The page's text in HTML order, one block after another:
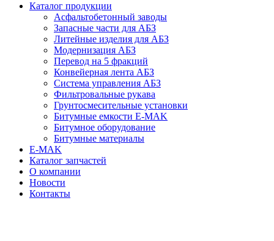
Каталог продукции
Асфальтобетонный заводы
Запасные части для АБЗ
Литейные изделия для АБЗ
Модернизация АБЗ
Перевод на 5 фракций
Конвейерная лента АБЗ
Система управления АБЗ
Фильтровальные рукава
Грунтосмесительные установки
Битумные емкости E-MAK
Битумное оборудование
Битумные материалы
E-MAK
Каталог запчастей
О компании
Новости
Контакты